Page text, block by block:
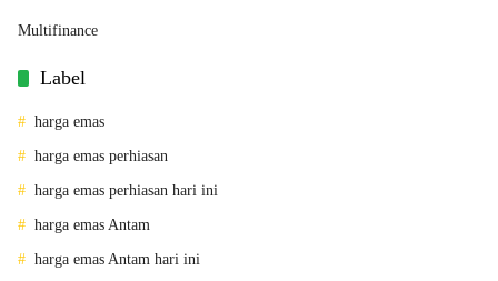
Multifinance
Label
harga emas
harga emas perhiasan
harga emas perhiasan hari ini
harga emas Antam
harga emas Antam hari ini